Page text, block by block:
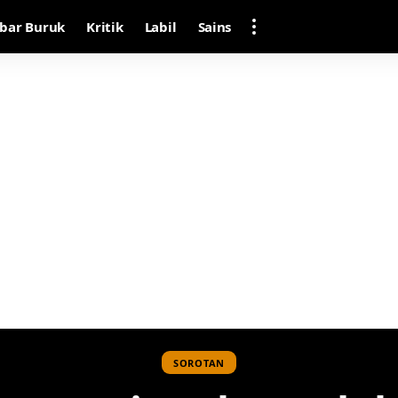
Buruk Kritik Labil Sains
SOROTAN